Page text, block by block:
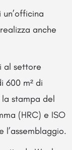
anche
al settore
600 m² di
stampa del
(HRC) e ISO
l’assemblaggio.